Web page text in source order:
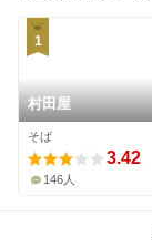
1
村田屋
そば
3.42
146人